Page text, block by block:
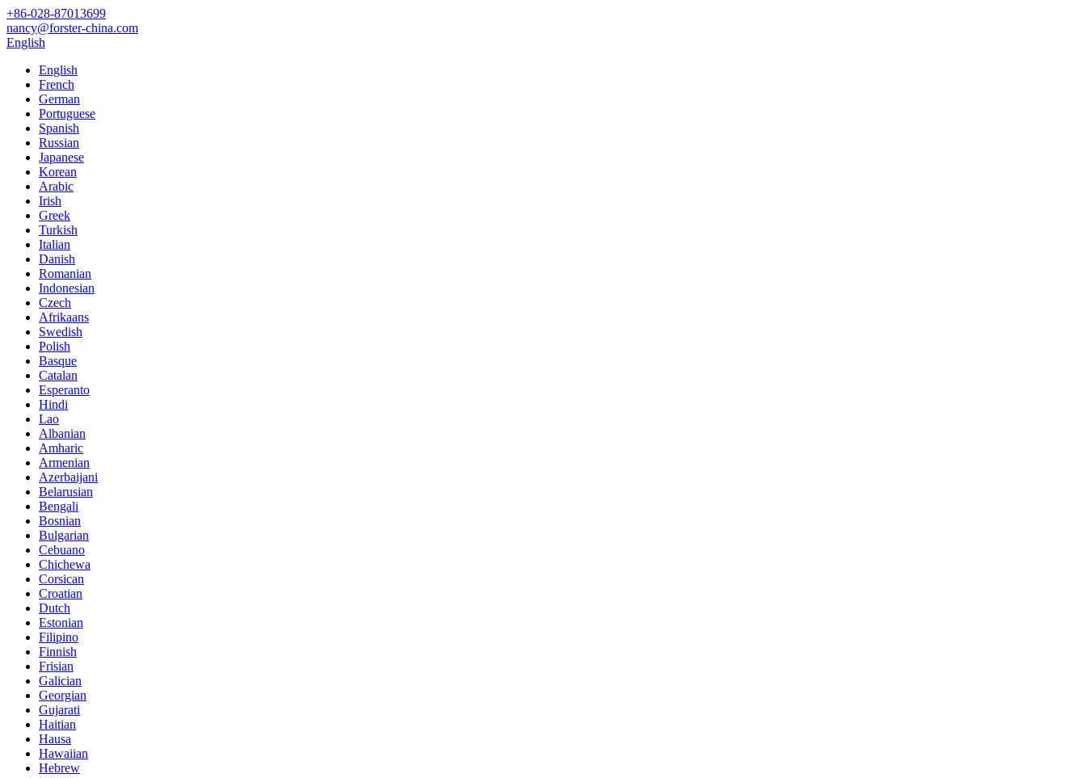
+86-028-87013699
nancy@forster-china.com
English
English
French
German
Portuguese
Spanish
Russian
Japanese
Korean
Arabic
Irish
Greek
Turkish
Italian
Danish
Romanian
Indonesian
Czech
Afrikaans
Swedish
Polish
Basque
Catalan
Esperanto
Hindi
Lao
Albanian
Amharic
Armenian
Azerbaijani
Belarusian
Bengali
Bosnian
Bulgarian
Cebuano
Chichewa
Corsican
Croatian
Dutch
Estonian
Filipino
Finnish
Frisian
Galician
Georgian
Gujarati
Haitian
Hausa
Hawaiian
Hebrew